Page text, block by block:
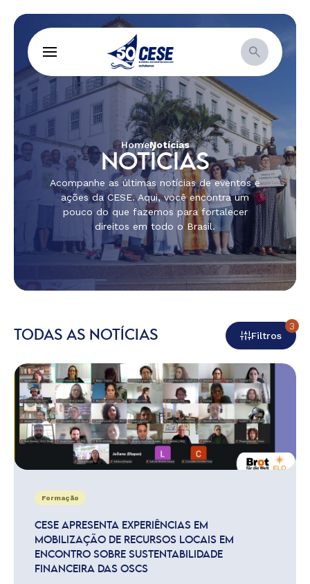
HomeNotícias
NOTÍCIAS
Acompanhe as últimas notícias de eventos e
ações da CESE. Aqui, você encontra um
pouco do que fazemos para fortalecer
direitos em todo o Brasil.
TODAS AS NOTÍCIAS Filtros
3
Formação
CESE APRESENTA EXPERIÊNCIAS EM
MOBILIZAÇÃO DE RECURSOS LOCAIS EM
ENCONTRO SOBRE SUSTENTABILIDADE
FINANCEIRA DAS OSCS